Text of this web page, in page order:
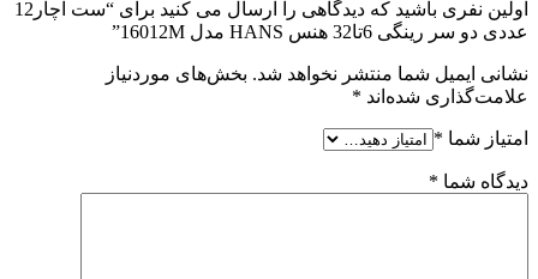
اولین نفری باشید که دیدگاهی را ارسال می کنید برای “ست آچار12
عددی دو سر رینگی 6تا32 هنس HANS مدل 16012M”
نشانی ایمیل شما منتشر نخواهد شد. بخش‌های موردنیاز
علامت‌گذاری شده‌اند *
امتیاز شما *
دیدگاه شما *